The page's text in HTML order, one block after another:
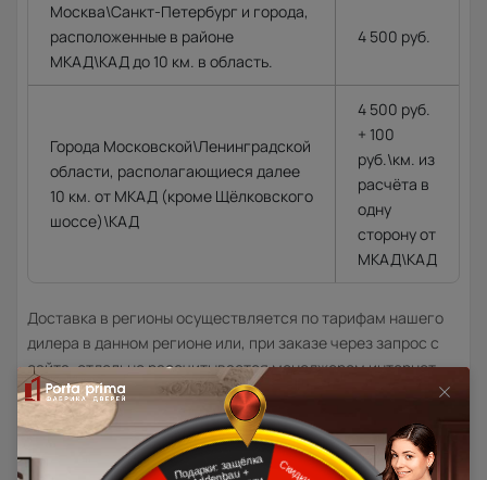
Москва\Санкт-Петербург и города,
расположенные в районе
МКАД\КАД до 10 км. в область.
4 500 руб.
Города Московской\Ленинградской
области, располагающиеся далее
10 км. от МКАД (кроме Щёлковского
шоссе)\КАД
4 500 руб.
+ 100
руб.\км. из
расчёта в
одну
сторону от
МКАД\КАД
Доставка в регионы осуществляется по тарифам нашего
дилера в данном регионе или, при заказе через запрос с
сайта, отдельно рассчитывается менеджером интернет-
магазина.
Подробная информация о доставке